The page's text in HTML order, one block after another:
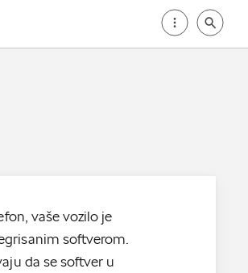
vaše vozilo je
softverom.
da se softver u